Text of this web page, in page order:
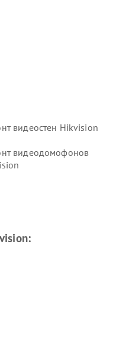
видеостен Hikvision
видеодомофонов